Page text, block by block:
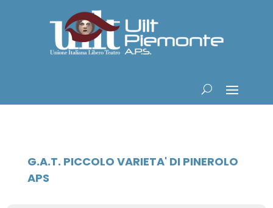
G.A.T. PICCOLO VARIETA' DI PINEROLO
APS